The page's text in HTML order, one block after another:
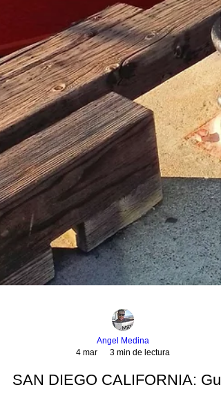
4 mar
3 min de lectura